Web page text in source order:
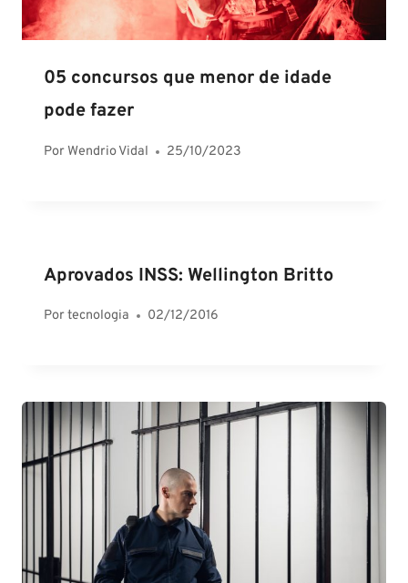
05 concursos que menor de idade
pode fazer
PorWendrio Vidal 25/10/2023
Aprovados INSS: Wellington Britto
Portecnologia 02/12/2016